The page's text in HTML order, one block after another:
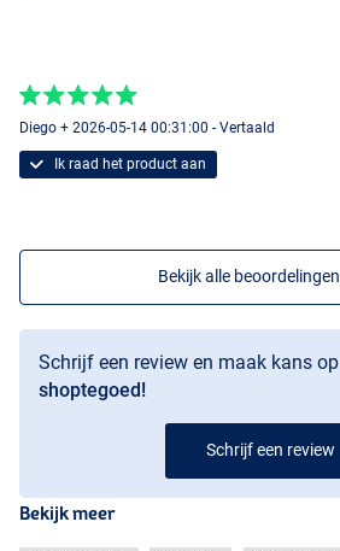
Diego + 2026-05-14 00:31:00 - Vertaald
Ik raad het product aan
Bekijk alle beoordelingen
Schrijf een review en maak kans op
shoptegoed!
Schrijf een review
Bekijk meer